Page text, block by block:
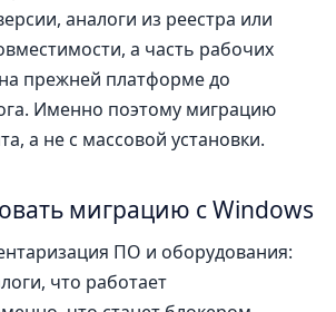
аналоги из реестра или
а часть рабочих
прежней платформе до
Именно поэтому миграцию
а не с массовой установки.
миграцию с Windows
ПО и оборудования:
что работает